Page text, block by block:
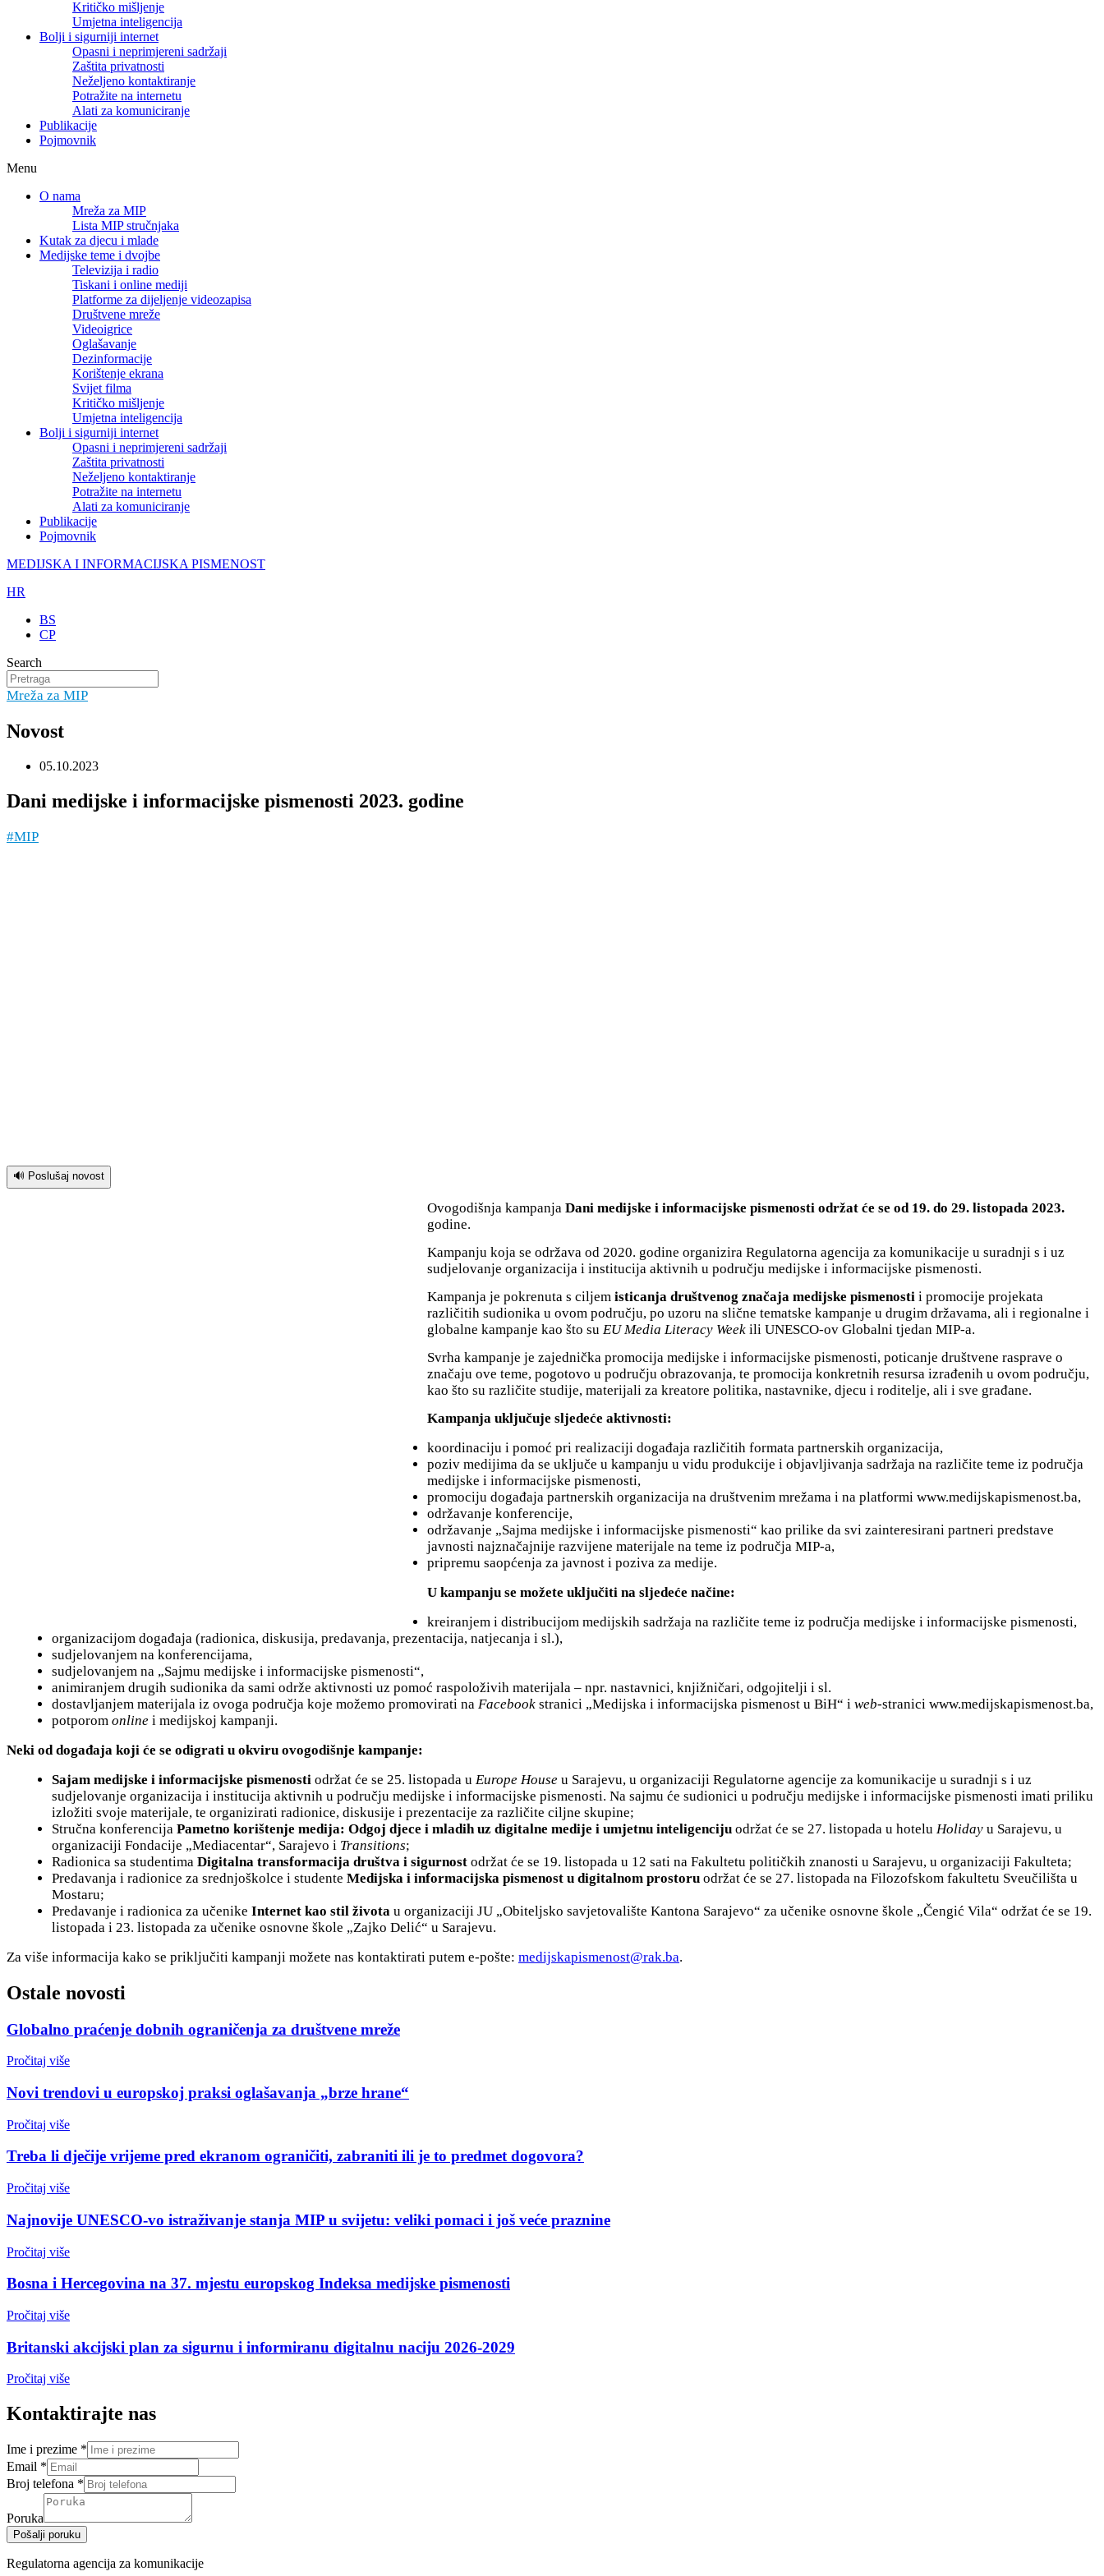
Kritičko mišljenje
Umjetna inteligencija
Bolji i sigurniji internet
Opasni i neprimjereni sadržaji
Zaštita privatnosti
Neželjeno kontaktiranje
Potražite na internetu
Alati za komuniciranje
Publikacije
Pojmovnik
Menu
O nama
Mreža za MIP
Lista MIP stručnjaka
Kutak za djecu i mlade
Medijske teme i dvojbe
Televizija i radio
Tiskani i online mediji
Platforme za dijeljenje videozapisa
Društvene mreže
Videoigrice
Oglašavanje
Dezinformacije
Korištenje ekrana
Svijet filma
Kritičko mišljenje
Umjetna inteligencija
Bolji i sigurniji internet
Opasni i neprimjereni sadržaji
Zaštita privatnosti
Neželjeno kontaktiranje
Potražite na internetu
Alati za komuniciranje
Publikacije
Pojmovnik
MEDIJSKA I INFORMACIJSKA PISMENOST
HR
BS
CP
Search
Mreža za MIP
Novost
05.10.2023
Dani medijske i informacijske pismenosti 2023. godine
#MIP
🔊 Poslušaj novost
Ovogodišnja kampanja Dani medijske i informacijske pismenosti održat će se od 19. do 29. listopada 2023.
godine.
Kampanju koja se održava od 2020. godine organizira Regulatorna agencija za komunikacije u suradnji s i uz
sudjelovanje organizacija i institucija aktivnih u području medijske i informacijske pismenosti.
Kampanja je pokrenuta s ciljem isticanja društvenog značaja medijske pismenosti i promocije projekata
različitih sudionika u ovom području, po uzoru na slične tematske kampanje u drugim državama, ali i regionalne i
globalne kampanje kao što su EU Media Literacy Week ili UNESCO-ov Globalni tjedan MIP-a.
Svrha kampanje je zajednička promocija medijske i informacijske pismenosti, poticanje društvene rasprave o
značaju ove teme, pogotovo u području obrazovanja, te promocija konkretnih resursa izrađenih u ovom području,
kao što su različite studije, materijali za kreatore politika, nastavnike, djecu i roditelje, ali i sve građane.
Kampanja uključuje sljedeće aktivnosti:
koordinaciju i pomoć pri realizaciji događaja različitih formata partnerskih organizacija,
poziv medijima da se uključe u kampanju u vidu produkcije i objavljivanja sadržaja na različite teme iz područja
medijske i informacijske pismenosti,
promociju događaja partnerskih organizacija na društvenim mrežama i na platformi www.medijskapismenost.ba,
održavanje konferencije,
održavanje „Sajma medijske i informacijske pismenosti“ kao prilike da svi zainteresirani partneri predstave
javnosti najznačajnije razvijene materijale na teme iz područja MIP-a,
pripremu saopćenja za javnost i poziva za medije.
U kampanju se možete uključiti na sljedeće načine:
kreiranjem i distribucijom medijskih sadržaja na različite teme iz područja medijske i informacijske pismenosti,
organizacijom događaja (radionica, diskusija, predavanja, prezentacija, natjecanja i sl.),
sudjelovanjem na konferencijama,
sudjelovanjem na „Sajmu medijske i informacijske pismenosti“,
animiranjem drugih sudionika da sami održe aktivnosti uz pomoć raspoloživih materijala – npr. nastavnici, knjižničari, odgojitelji i sl.
dostavljanjem materijala iz ovoga područja koje možemo promovirati na Facebook stranici „Medijska i informacijska pismenost u BiH“ i web-stranici www.medijskapismenost.ba,
potporom online i medijskoj kampanji.
Neki od događaja koji će se odigrati u okviru ovogodišnje kampanje:
Sajam medijske i informacijske pismenosti održat će se 25. listopada u Europe House u Sarajevu, u organizaciji Regulatorne agencije za komunikacije u suradnji s i uz
sudjelovanje organizacija i institucija aktivnih u području medijske i informacijske pismenosti. Na sajmu će sudionici u području medijske i informacijske pismenosti imati priliku
izložiti svoje materijale, te organizirati radionice, diskusije i prezentacije za različite ciljne skupine;
Stručna konferencija Pametno korištenje medija: Odgoj djece i mladih uz digitalne medije i umjetnu inteligenciju održat će se 27. listopada u hotelu Holiday u Sarajevu, u
organizaciji Fondacije „Mediacentar“, Sarajevo i Transitions;
Radionica sa studentima Digitalna transformacija društva i sigurnost održat će se 19. listopada u 12 sati na Fakultetu političkih znanosti u Sarajevu, u organizaciji Fakulteta;
Predavanja i radionice za srednjoškolce i studente Medijska i informacijska pismenost u digitalnom prostoru održat će se 27. listopada na Filozofskom fakultetu Sveučilišta u
Mostaru;
Predavanje i radionica za učenike Internet kao stil života u organizaciji JU „Obiteljsko savjetovalište Kantona Sarajevo“ za učenike osnovne škole „Čengić Vila“ održat će se 19.
listopada i 23. listopada za učenike osnovne škole „Zajko Delić“ u Sarajevu.
Za više informacija kako se priključiti kampanji možete nas kontaktirati putem e-pošte: medijskapismenost@rak.ba.
Ostale novosti
Globalno praćenje dobnih ograničenja za društvene mreže
Pročitaj više
Novi trendovi u europskoj praksi oglašavanja „brze hrane“
Pročitaj više
Treba li dječije vrijeme pred ekranom ograničiti, zabraniti ili je to predmet dogovora?
Pročitaj više
Najnovije UNESCO-vo istraživanje stanja MIP u svijetu: veliki pomaci i još veće praznine
Pročitaj više
Bosna i Hercegovina na 37. mjestu europskog Indeksa medijske pismenosti
Pročitaj više
Britanski akcijski plan za sigurnu i informiranu digitalnu naciju 2026-2029
Pročitaj više
Kontaktirajte nas
Ime i prezime *
Email *
Broj telefona *
Poruka
Pošalji poruku
Regulatorna agencija za komunikacije